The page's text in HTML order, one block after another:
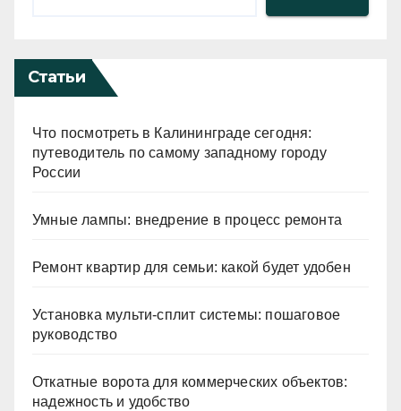
Статьи
Что посмотреть в Калининграде сегодня:
путеводитель по самому западному городу
России
Умные лампы: внедрение в процесс ремонта
Ремонт квартир для семьи: какой будет удобен
Установка мульти-сплит системы: пошаговое
руководство
Откатные ворота для коммерческих объектов:
надежность и удобство